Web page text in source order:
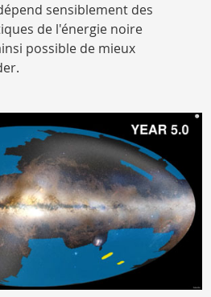
sensiblement des
de l'énergie noire
possible de mieux